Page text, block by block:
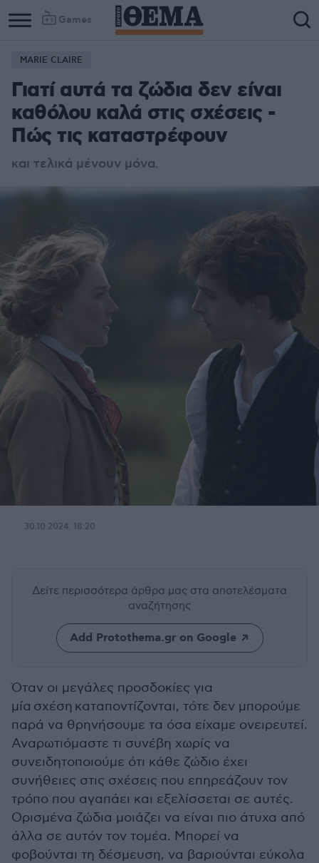
Games
MARIE CLAIRE
Γιατί αυτά τα ζώδια δεν είναι
καθόλου καλά στις σχέσεις -
Πώς τις καταστρέφουν
και τελικά μένουν μόνα.
30.10.2024, 18:20
Δείτε περισσότερα άρθρα μας στα αποτελέσματα
αναζήτησης
Add Protothema.gr on Google
Όταν οι μεγάλες προσδοκίες για
μία σχέση καταποντίζονται, τότε δεν μπορούμε
παρά να θρηνήσουμε τα όσα είχαμε ονειρευτεί.
Αναρωτιόμαστε τι συνέβη χωρίς να
συνειδητοποιούμε ότι κάθε ζώδιο έχει
συνήθειες στις σχέσεις που επηρεάζουν τον
τρόπο που αγαπάει και εξελίσσεται σε αυτές.
Ορισμένα ζώδια μοιάζει να είναι πιο άτυχα από
άλλα σε αυτόν τον τομέα. Μπορεί να
φοβούνται τη δέσμευση, να βαριούνται εύκολα